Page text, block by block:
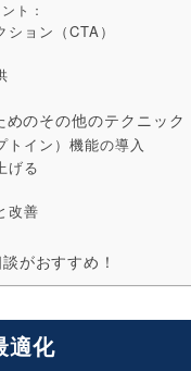
ト：
ョン（CTA）
のその他のテクニック
イン）機能の導入
げる
改善
がおすすめ！
適化